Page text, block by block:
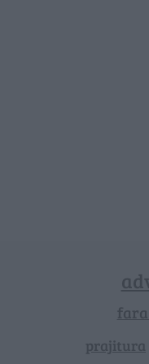
prajitura